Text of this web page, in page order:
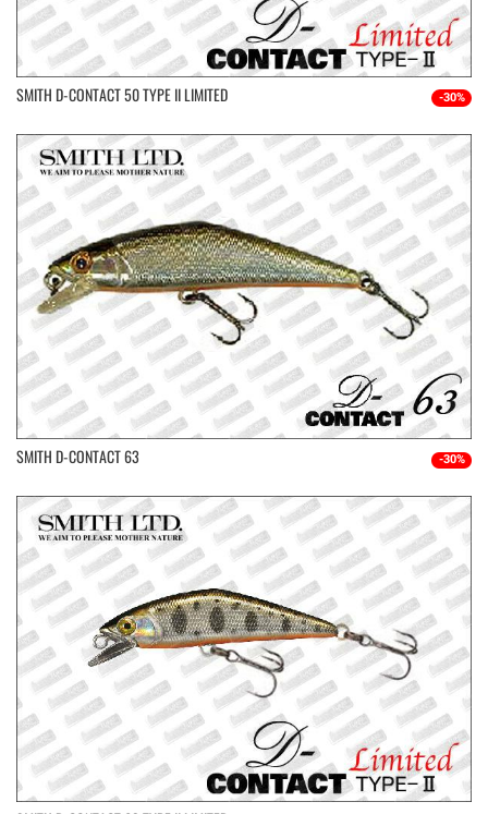
SMITH D-CONTACT 50 TYPE II LIMITED -30%
SMITH D-CONTACT 63 -30%